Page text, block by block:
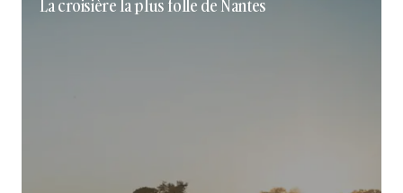
La croisière la plus folle de Nantes